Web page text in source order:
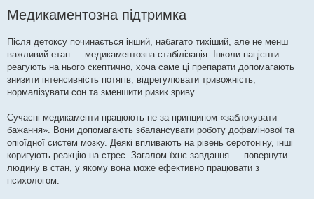
Медикаментозна підтримка
Після детоксу починається інший, набагато тихіший, але не менш
важливий етап — медикаментозна стабілізація. Інколи пацієнти
реагують на нього скептично, хоча саме ці препарати допомагають
знизити інтенсивність потягів, відрегулювати тривожність,
нормалізувати сон та зменшити ризик зриву.
Сучасні медикаменти працюють не за принципом «заблокувати
бажання». Вони допомагають збалансувати роботу дофамінової та
опіоїдної систем мозку. Деякі впливають на рівень серотоніну, інші
коригують реакцію на стрес. Загалом їхнє завдання — повернути
людину в стан, у якому вона може ефективно працювати з
психологом.